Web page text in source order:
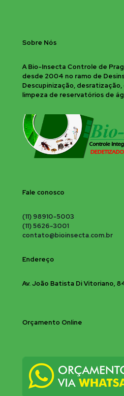
Sobre Nós
A Bio-Insecta Controle de
desde 2004 no ramo de
Descupinização,
limpeza de reservatórios de
Fale conosco
(11) 98910-5003
(11) 5626-3001
contato@bioinsecta.com.br
Endereço
Av. João Batista Di Vitoriano,
Orçamento Online